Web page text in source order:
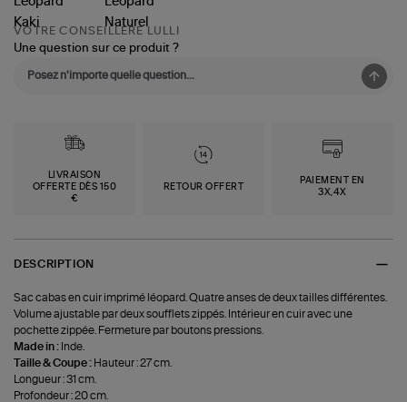
VOTRE CONSEILLÈRE LULLI
Une question sur ce produit ?
LIVRAISON
OFFERTE DÈS 150
€
RETOUR OFFERT
PAIEMENT EN
3X,4X
DESCRIPTION
Sac cabas en cuir imprimé léopard. Quatre anses de deux tailles différentes.
Volume ajustable par deux soufflets zippés. Intérieur en cuir avec une
pochette zippée. Fermeture par boutons pressions.
Made in : Inde.
Taille & Coupe : Hauteur : 27 cm.
Longueur : 31 cm.
Profondeur : 20 cm.